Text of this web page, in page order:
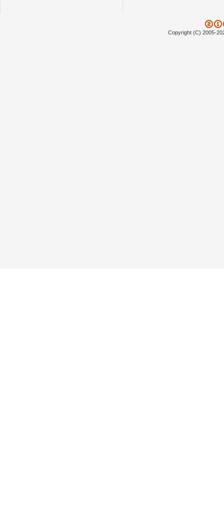
Copyright (C) 2005-